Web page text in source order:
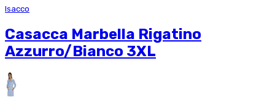
Isacco
Casacca Marbella Rigatino
Azzurro/Bianco 3XL